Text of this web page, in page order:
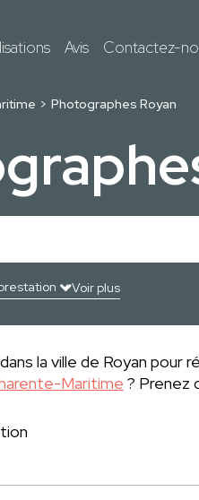
Avis Contactez-
Photographes Royan
Voir plus
la ville de Royan pour
Maritime ? Prenez